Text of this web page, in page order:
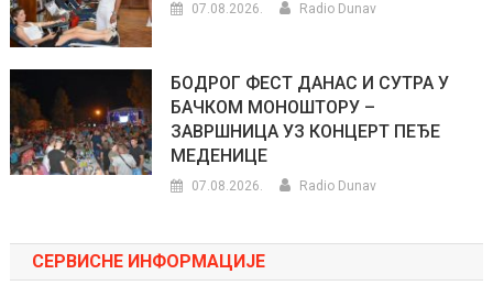
07.08.2026. Radio Dunav
БОДРОГ ФЕСТ ДАНАС И СУТРА У
БАЧКОМ МОНОШТОРУ –
ЗАВРШНИЦА УЗ КОНЦЕРТ ПЕЂЕ
МЕДЕНИЦЕ
07.08.2026. Radio Dunav
СЕРВИСНЕ ИНФОРМАЦИЈЕ